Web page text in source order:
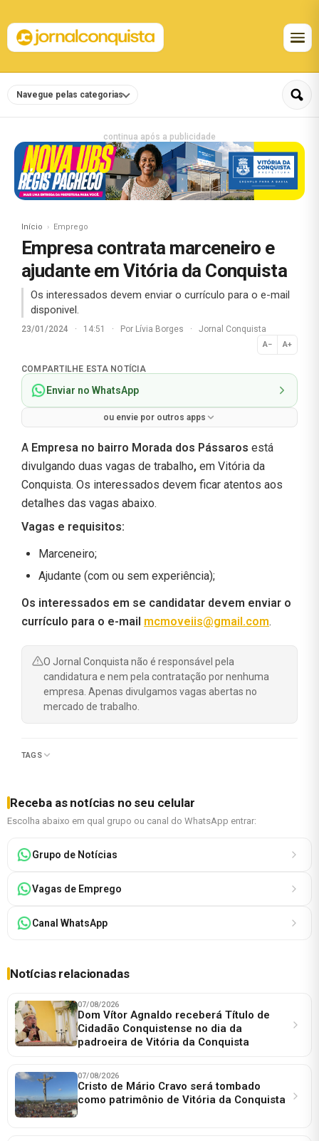
Navegue pelas categorias
continua após a publicidade
Início Emprego
Empresa contrata marceneiro e
ajudante em Vitória da Conquista
Os interessados devem enviar o currículo para o e-mail
disponivel.
23/01/2024 · 14:51 · Por Lívia Borges · Jornal Conquista
A− A+
Normal
COMPARTILHE ESTA NOTÍCIA
Enviar no WhatsApp
ou envie por outros apps
A Empresa no bairro Morada dos Pássaros está
divulgando duas vagas de trabalho, em Vitória da
Conquista. Os interessados devem ficar atentos aos
detalhes das vagas abaixo.
Vagas e requisitos:
Marceneiro;
Ajudante (com ou sem experiência);
Os interessados em se candidatar devem enviar o
currículo para o e-mail mcmoveiis@gmail.com.
O Jornal Conquista não é responsável pela
candidatura e nem pela contratação por nenhuma
empresa. Apenas divulgamos vagas abertas no
mercado de trabalho.
TAGS
Receba as notícias no seu celular
Escolha abaixo em qual grupo ou canal do WhatsApp entrar:
Grupo de Notícias
Vagas de Emprego
Canal WhatsApp
Notícias relacionadas
07/08/2026
Dom Vítor Agnaldo receberá Título de
Cidadão Conquistense no dia da
padroeira de Vitória da Conquista
07/08/2026
Cristo de Mário Cravo será tombado
como patrimônio de Vitória da Conquista